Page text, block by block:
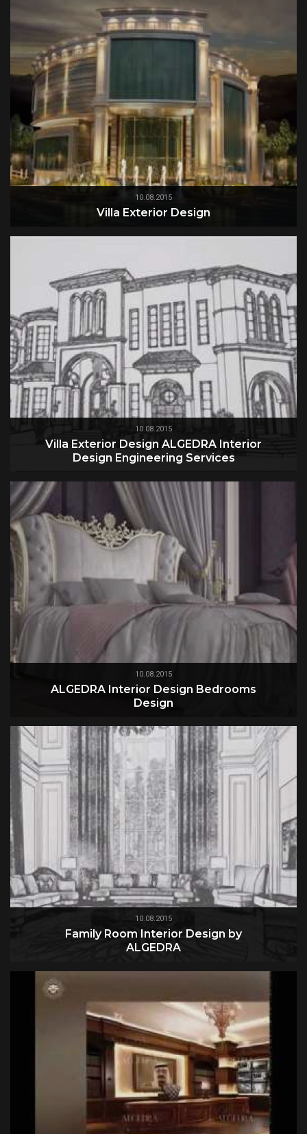
10.08.2015
Villa Exterior Design
10.08.2015
Villa Exterior Design ALGEDRA Interior
Design Engineering Services
10.08.2015
ALGEDRA Interior Design Bedrooms
Design
10.08.2015
Family Room Interior Design by
ALGEDRA